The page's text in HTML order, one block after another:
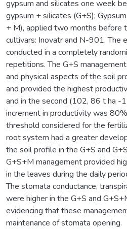
gypsum and silicates one week
gypsum + silicates (G+S);
+ M), applied two months before
cultivars: Inovatr and N-901. The
conducted in a completely
repetitions. The G+S
and physical aspects of the soil
and provided the highest
and in the second (102, 86 t ha -
increment in productivity was
threshold considered for the
root system had a greater
the soil profile in the G+S and
G+S+M management provided
in the leaves during the daily
The stomata conductance,
were higher in the G+S and
evidencing that these
maintenance of stomata opening.